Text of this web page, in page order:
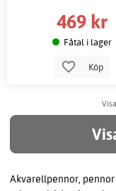
469 kr
Fåtal i lager
Köp
Akvarellpennor,